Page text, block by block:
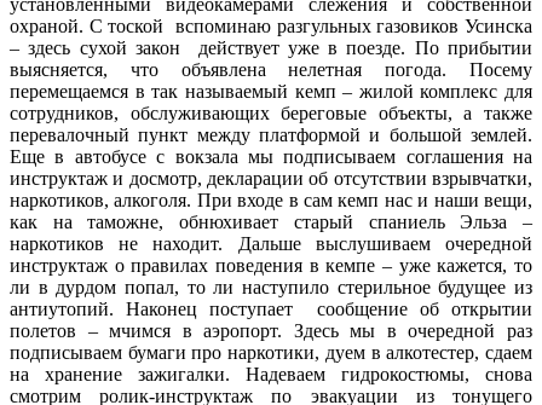
охраной. С тоской вспоминаю разгульных газовиков Усинска
– здесь сухой закон действует уже в поезде. По прибытии
выясняется, что объявлена нелетная погода. Посему
перемещаемся в так называемый кемп – жилой комплекс для
сотрудников, обслуживающих береговые объекты, а также
перевалочный пункт между платформой и большой землей.
Еще в автобусе с вокзала мы подписываем соглашения на
инструктаж и досмотр, декларации об отсутствии взрывчатки,
наркотиков, алкоголя. При входе в сам кемп нас и наши вещи,
как на таможне, обнюхивает старый спаниель Эльза –
наркотиков не находит. Дальше выслушиваем очередной
инструктаж о правилах поведения в кемпе – уже кажется, то
ли в дурдом попал, то ли наступило стерильное будущее из
антиутопий. Наконец поступает сообщение об открытии
полетов – мчимся в аэропорт. Здесь мы в очередной раз
подписываем бумаги про наркотики, дуем в алкотестер, сдаем
на хранение зажигалки. Надеваем гидрокостюмы, снова
смотрим ролик-инструктаж по эвакуации из тонущего